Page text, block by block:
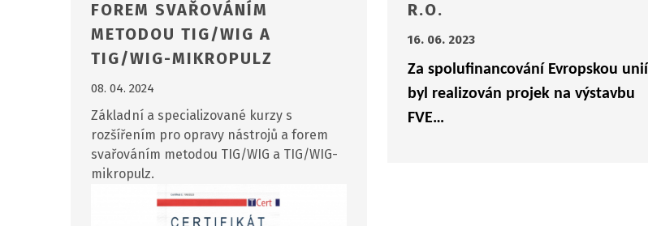
FOREM SVAŘOVÁNÍM
METODOU TIG/WIG A
TIG/WIG-MIKROPULZ
08. 04. 2024
Základní a specializované kurzy s
rozšířením pro opravy nástrojů a forem
svařováním metodou TIG/WIG a TIG/WIG-
mikropulz.
R.O.
16. 06. 2023
Za spolufinancování Evropskou unií
byl realizován projek na výstavbu
FVE…